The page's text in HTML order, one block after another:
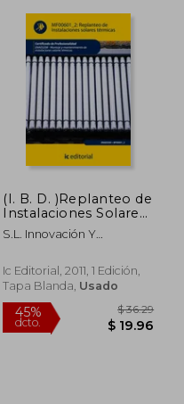
45%
(I. B. D. )Replanteo de
Instalaciones Solares
Terrmicas. Enae0208
Montaje y
Instalaciones Solares
Termicas
S.L. Innovación Y
Quintanilla Piña
Ic Editorial, 2011, 1 Edición,
Tapa Blanda, Usado